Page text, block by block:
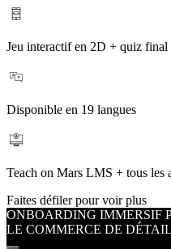
Jeu interactif en 2D + quiz final
Disponible en 19 langues
Teach on Mars LMS + tous les
Faites défiler pour voir plus
ONBOARDING IMMERSIF
LE COMMERCE DE DÉTAIL